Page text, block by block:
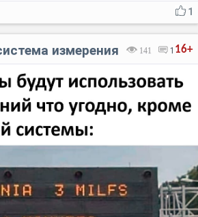
1
16+
141 1
измерения